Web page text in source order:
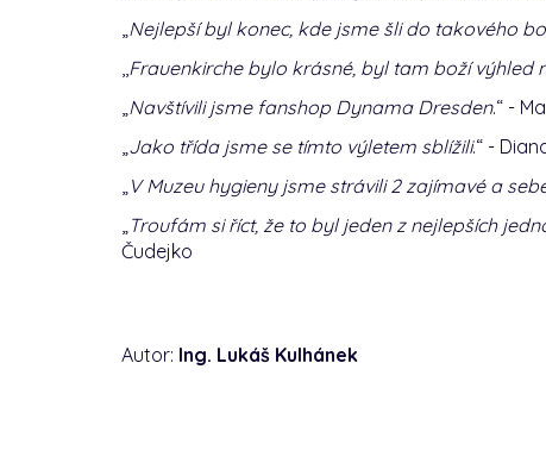
Nejlepší byl konec, kde jsme šli do takového
Frauenkirche bylo krásné, byl tam boží výhled
Navštívili jsme fanshop Dynama Dresden.“ -
Jako třída jsme se tímto výletem sblížili.“ -
V Muzeu hygieny jsme strávili 2 zajímavé a
Troufám si říct, že to byl jeden z nejlepších
Čudejko
Autor: Ing. Lukáš Kulhánek